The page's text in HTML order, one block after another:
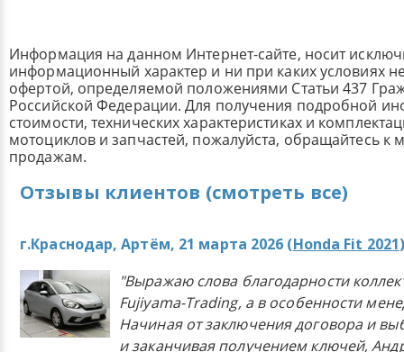
Информация на данном Интернет-сайте, носит
информационный характер и ни при каких условиях
офертой, определяемой положениями Статьи 437
Российской Федерации. Для получения подробной
стоимости, технических характеристиках и
мотоциклов и запчастей, пожалуйста, обращайтесь к
продажам.
Отзывы клиентов (смотреть все)
г.Краснодар, Артём, 21 марта 2026 (Honda Fit 2021
"Выражаю слова благодарности
Fujiyama-Trading, а в особенности
Начиная от заключения договора и
и заканчивая получением ключей,